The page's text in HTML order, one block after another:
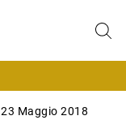
23 Maggio 2018